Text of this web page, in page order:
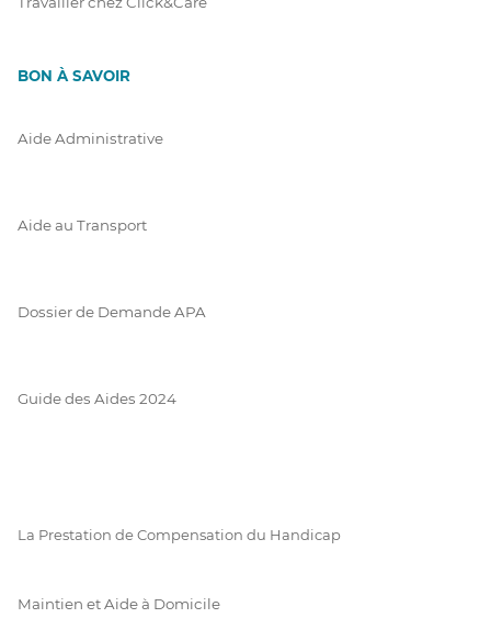
BON À SAVOIR
Aide Administrative
Aide au Transport
Dossier de Demande APA
Guide des Aides 2024
La Prestation de Compensation du Handicap
Maintien et Aide à Domicile